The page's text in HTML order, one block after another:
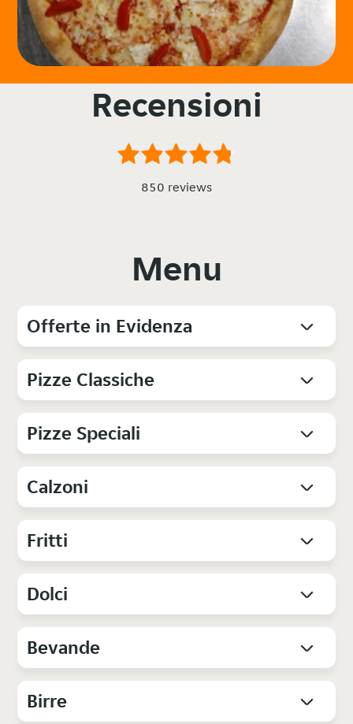
Recensioni
850 reviews
Menu
Offerte in Evidenza
Pizze Classiche
Pizze Speciali
Calzoni
Fritti
Dolci
Bevande
Birre